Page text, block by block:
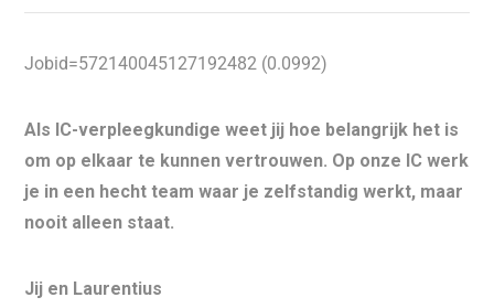
Jobid=572140045127192482 (0.0992)
Als IC-verpleegkundige weet jij hoe belangrijk het is
om op elkaar te kunnen vertrouwen. Op onze IC werk
je in een hecht team waar je zelfstandig werkt, maar
nooit alleen staat.
Jij en Laurentius